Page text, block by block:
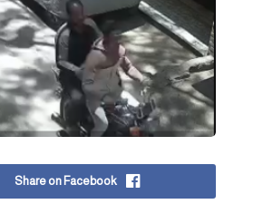
Share on Facebook